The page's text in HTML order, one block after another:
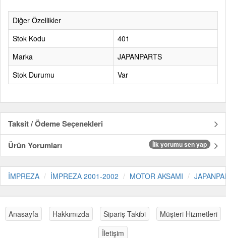
Diğer Özellikler
Stok Kodu
401
Marka
JAPANPARTS
Stok Durumu
Var
Taksit / Ödeme Seçenekleri
Ürün Yorumları
İlk yorumu sen yap
İMPREZA İMPREZA 2001-2002 MOTOR AKSAMI
Anasayfa Hakkımızda Sipariş Takibi
Müşteri Hizmetleri
İletişim